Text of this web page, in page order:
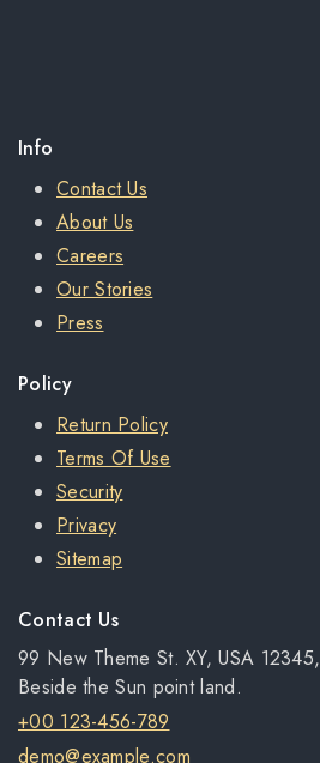
Info
Contact Us
About Us
Careers
Our Stories
Press
Policy
Return Policy
Terms Of Use
Security
Privacy
Sitemap
Contact Us
99 New Theme St. XY, USA 12345,
Beside the Sun point land.
+00 123-456-789
demo@example.com